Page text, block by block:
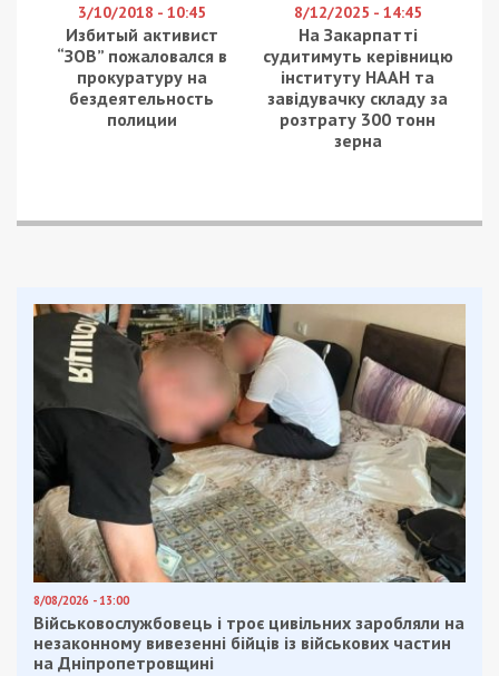
3/10/2018 - 10:45
Избитый активист
“ЗОВ” пожаловался в
прокуратуру на
бездеятельность
полиции
8/12/2025 - 14:45
На Закарпатті
судитимуть керівницю
інституту НААН та
завідувачку складу за
розтрату 300 тонн
зерна
8/08/2026 - 13:00
Військовослужбовець і троє цивільних заробляли на
незаконному вивезенні бійців із військових частин
на Дніпропетровщині